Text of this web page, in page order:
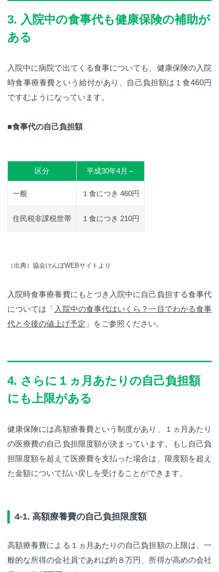
3. 入院中の食事代も健康保険の補助が
ある
入院中に病院で出てくる食事についても、健康保険の入院
時食事療養費という給付があり、自己負担額は１食460円
ですむようになっています。
■食事代の自己負担額
区分 平成30年4月～
一般 １食につき 460円
住民税非課税世帯 １食につき 210円
（出典）協会けんぽWEBサイトより
入院時食事療養費にもとづき入院中に自己負担する食事代
については「 入院中の食事代はいくら？一目でわかる食事
代と今後の値上げ予定 」をご参照ください。
4. さらに１ヵ月あたりの自己負担額
にも上限がある
健康保険には高額療養費という制度があり、１ヵ月あたり
の医療費の自己負担限度額が決まっています。もし自己負
担限度額を超えて医療費を支払った場合は、限度額を超え
た金額について払い戻しを受けることができます。
4-1. 高額療養費の自己負担限度額
高額療養費による１ヵ月あたりの自己負担額の上限は、一
般的な所得の会社員であれば約８万円、所得が高めの会社